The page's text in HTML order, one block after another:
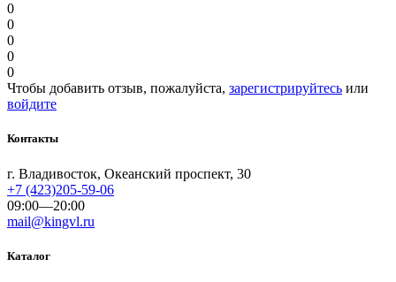
0
0
0
0
0
Чтобы добавить отзыв, пожалуйста, зарегистрируйтесь или
войдите
Контакты
г. Владивосток, Океанский проспект, 30
+7 (423)205-59-06
09:00—20:00
mail@kingvl.ru
Каталог